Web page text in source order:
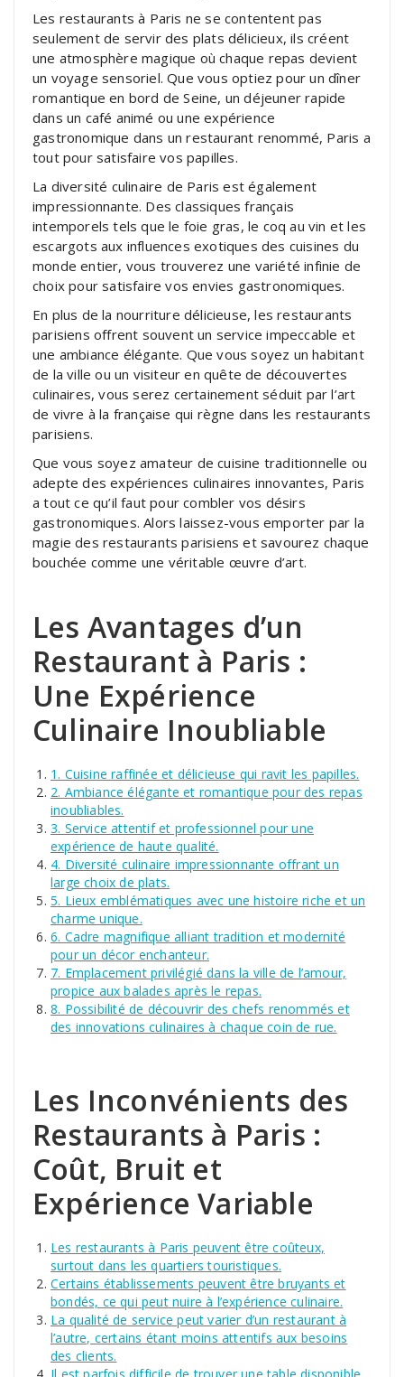
Les restaurants à Paris ne se contentent pas
seulement de servir des plats délicieux, ils créent
une atmosphère magique où chaque repas devient
un voyage sensoriel. Que vous optiez pour un dîner
romantique en bord de Seine, un déjeuner rapide
dans un café animé ou une expérience
gastronomique dans un restaurant renommé, Paris a
tout pour satisfaire vos papilles.
La diversité culinaire de Paris est également
impressionnante. Des classiques français
intemporels tels que le foie gras, le coq au vin et les
escargots aux influences exotiques des cuisines du
monde entier, vous trouverez une variété infinie de
choix pour satisfaire vos envies gastronomiques.
En plus de la nourriture délicieuse, les restaurants
parisiens offrent souvent un service impeccable et
une ambiance élégante. Que vous soyez un habitant
de la ville ou un visiteur en quête de découvertes
culinaires, vous serez certainement séduit par l’art
de vivre à la française qui règne dans les restaurants
parisiens.
Que vous soyez amateur de cuisine traditionnelle ou
adepte des expériences culinaires innovantes, Paris
a tout ce qu’il faut pour combler vos désirs
gastronomiques. Alors laissez-vous emporter par la
magie des restaurants parisiens et savourez chaque
bouchée comme une véritable œuvre d’art.
Les Avantages d’un
Restaurant à Paris :
Une Expérience
Culinaire Inoubliable
1. Cuisine raffinée et délicieuse qui ravit les papilles.
2. Ambiance élégante et romantique pour des repas
inoubliables.
3. Service attentif et professionnel pour une
expérience de haute qualité.
4. Diversité culinaire impressionnante offrant un
large choix de plats.
5. Lieux emblématiques avec une histoire riche et un
charme unique.
6. Cadre magnifique alliant tradition et modernité
pour un décor enchanteur.
7. Emplacement privilégié dans la ville de l’amour,
propice aux balades après le repas.
8. Possibilité de découvrir des chefs renommés et
des innovations culinaires à chaque coin de rue.
Les Inconvénients des
Restaurants à Paris :
Coût, Bruit et
Expérience Variable
Les restaurants à Paris peuvent être coûteux,
surtout dans les quartiers touristiques.
Certains établissements peuvent être bruyants et
bondés, ce qui peut nuire à l’expérience culinaire.
La qualité de service peut varier d’un restaurant à
l’autre, certains étant moins attentifs aux besoins
des clients.